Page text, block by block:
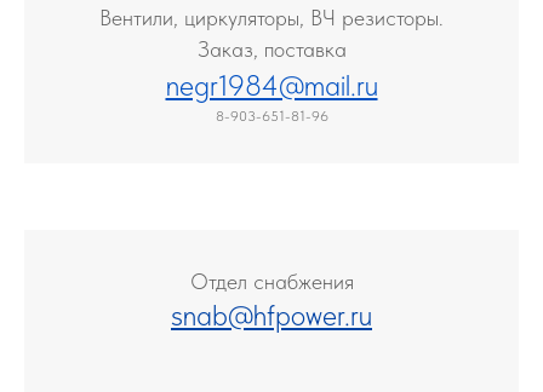
Вентили, циркуляторы, ВЧ резисторы.
Заказ, поставка
negr1984@mail.ru
8-903-651-81-96
Отдел снабжения
snab@hfpower.ru